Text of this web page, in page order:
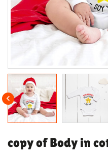

copy of Body in